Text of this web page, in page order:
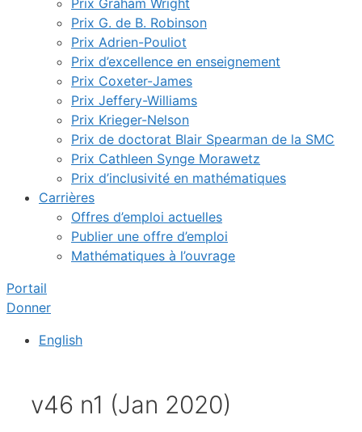
Prix Graham Wright
Prix G. de B. Robinson
Prix Adrien-Pouliot
Prix d’excellence en enseignement
Prix Coxeter-James
Prix Jeffery-Williams
Prix Krieger-Nelson
Prix de doctorat Blair Spearman de la SMC
Prix Cathleen Synge Morawetz
Prix d’inclusivité en mathématiques
Carrières
Offres d’emploi actuelles
Publier une offre d’emploi
Mathématiques à l’ouvrage
Portail
Donner
English
v46 n1 (Jan 2020)